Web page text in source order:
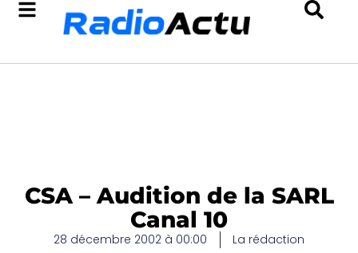
CSA – Audition de la SARL
Canal 10
28 décembre 2002 à 00:00 La rédaction